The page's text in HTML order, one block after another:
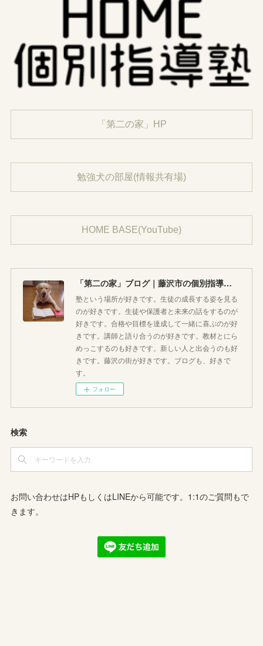
「第二の家」HP
勉強犬の部屋(情報共有場)
HOME BASE(YouTube)
「第二の家」ブログ｜藤沢市の個別指導塾のお話
塾という場所が好きです。生徒の成長する姿を見る
のが好きです。生徒や保護者と未来の話をするのが
好きです。合格や目標を達成して一緒に喜ぶのが好
きです。講師と語り合うのが好きです。教材とにら
めっこするのも好きです。新しい人と出会うのも好
きです。藤沢の街が好きです。ブログも、好きで
す。
フォロー
検索
お問い合わせはHPもしくはLINEから可能です。1:1のご質問もで
きます。